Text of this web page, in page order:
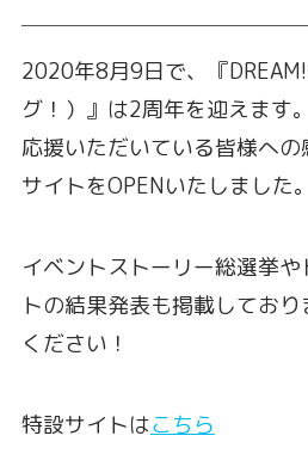
2020年8月9日で、『
グ！）』は2周年を迎えます。
応援いただいている皆様へ
サイトをOPENいたしました。
イベントストーリー総選挙
トの結果発表も掲載してお
ください！
特設サイトはこちら